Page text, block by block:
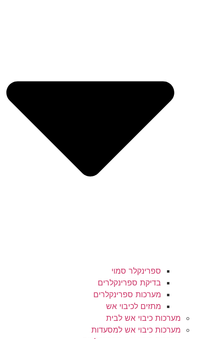
ספרינקלר סמוי
בדיקת ספרינקלרים
מערכות ספרינקלרים
מתזים לכיבוי אש
מערכות כיבוי אש לבית
מערכות כיבוי אש למסעדות